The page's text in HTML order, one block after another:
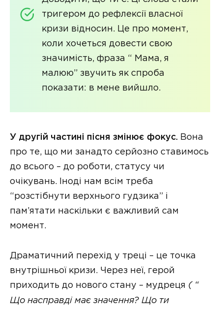
тригером до рефлексії власної
кризи відносин. Це про момент,
коли хочеться довести свою
значимість, фраза “ Мама, я
малюю” звучить як спроба
показати: в мене вийшло.
У другій частині пісня змінює фокус. Вона
про те, що ми занадто серйозно ставимось
до всього – до роботи, статусу чи
очікувань. Іноді нам всім треба
“розстібнути верхнього гудзика” і
пам’ятати наскільки є важливий сам
момент.
Драматичний перехід у треці – це точка
внутрішньої кризи. Через неї, герой
приходить до нового стану – мудреця ( “
Що насправді має значення? Що ти